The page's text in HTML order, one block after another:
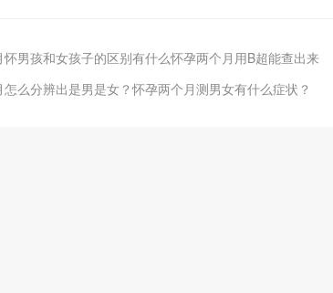
怀男孩和女孩子的区别有什么怀孕两个月用B超能查出来
么分辨出是男是女？怀孕两个月测男女有什么症状？